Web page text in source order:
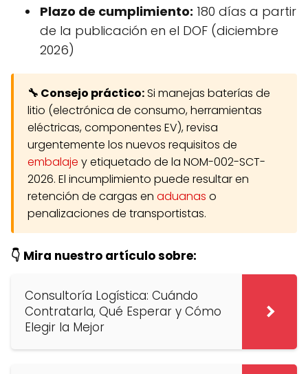
Plazo de cumplimiento: 180 días a partir
de la publicación en el DOF (diciembre
2026)
🔧 Consejo práctico:Si manejas baterías de
litio (electrónica de consumo, herramientas
eléctricas, componentes EV), revisa
urgentemente los nuevos requisitos de
embalaje y etiquetado de la NOM-002-SCT-
2026. El incumplimiento puede resultar en
retención de cargas en aduanas o
penalizaciones de transportistas.
👇 Mira nuestro artículo sobre:
Consultoría Logística: Cuándo
Contratarla, Qué Esperar y Cómo
Elegir la Mejor